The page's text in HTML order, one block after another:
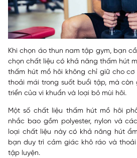
Khi chọn áo thun nam tập gym, bạn
chọn chất liệu có khả năng thấm hút
thấm hút mồ hôi không chỉ giữ cho
thoải mái trong suốt buổi tập, mà
triển của vi khuẩn và loại bỏ mùi hôi.
Một số chất liệu thấm hút mồ hôi
nhắc bao gồm polyester, nylon và
loại chất liệu này có khả năng hút
bạn duy trì cảm giác khô ráo và
tập luyện.